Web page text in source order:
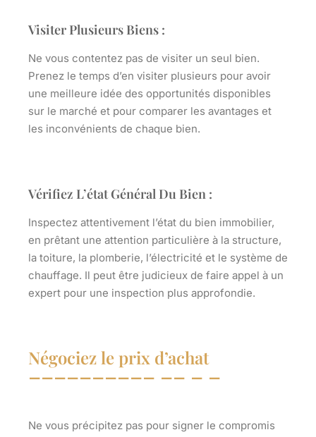
Visiter Plusieurs Biens :
Ne vous contentez pas de visiter un seul bien.
Prenez le temps d’en visiter plusieurs pour avoir
une meilleure idée des opportunités disponibles
sur le marché et pour comparer les avantages et
les inconvénients de chaque bien.
Vérifiez L’état Général Du Bien :
Inspectez attentivement l’état du bien immobilier,
en prêtant une attention particulière à la structure,
la toiture, la plomberie, l’électricité et le système de
chauffage. Il peut être judicieux de faire appel à un
expert pour une inspection plus approfondie.
Négociez le prix d’achat
Ne vous précipitez pas pour signer le compromis